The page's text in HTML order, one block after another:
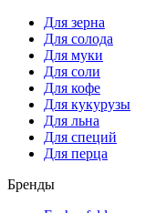
Для зерна
Для солода
Для муки
Для соли
Для кофе
Для кукурузы
Для льна
Для специй
Для перца
Бренды